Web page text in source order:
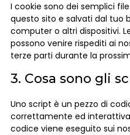
I cookie sono dei semplici
questo sito e salvati dal tuo
computer o altri dispositivi.
possono venire rispediti ai
terze parti durante la
3. Cosa sono gli
Uno script è un pezzo di
correttamente ed
codice viene eseguito sui